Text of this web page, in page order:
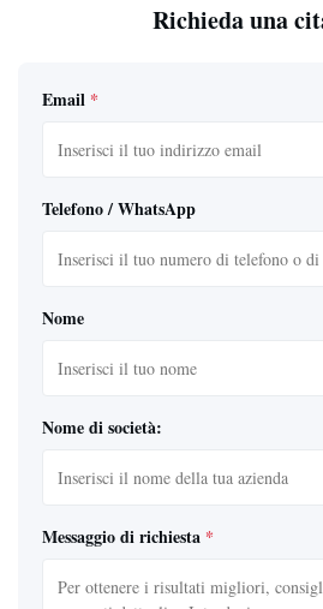
Richieda una
Email *
Telefono / WhatsApp
Nome
Nome di società:
Messaggio di richiesta *